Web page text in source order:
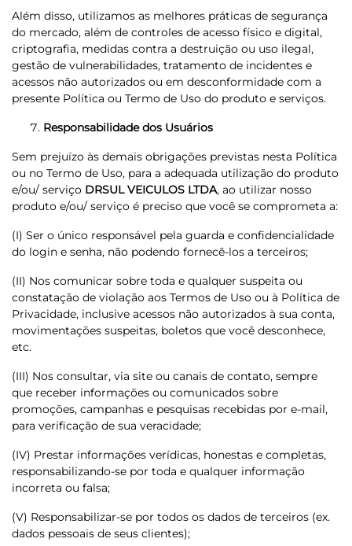
Além disso, utilizamos as melhores práticas de segurança
do mercado, além de controles de acesso físico e digital,
criptografia, medidas contra a destruição ou uso ilegal,
gestão de vulnerabilidades, tratamento de incidentes e
acessos não autorizados ou em desconformidade com a
presente Política ou Termo de Uso do produto e serviços.
Responsabilidade dos Usuários
Sem prejuízo às demais obrigações previstas nesta Política
ou no Termo de Uso, para a adequada utilização do produto
e/ou/ serviço DRSUL VEICULOS LTDA, ao utilizar nosso
produto e/ou/ serviço é preciso que você se comprometa a:
(I) Ser o único responsável pela guarda e confidencialidade
do login e senha, não podendo fornecê-los a terceiros;
(II) Nos comunicar sobre toda e qualquer suspeita ou
constatação de violação aos Termos de Uso ou à Política de
Privacidade, inclusive acessos não autorizados à sua conta,
movimentações suspeitas, boletos que você desconhece,
etc.
(III) Nos consultar, via site ou canais de contato, sempre
que receber informações ou comunicados sobre
promoções, campanhas e pesquisas recebidas por e-mail,
para verificação de sua veracidade;
(IV) Prestar informações verídicas, honestas e completas,
responsabilizando-se por toda e qualquer informação
incorreta ou falsa;
(V) Responsabilizar-se por todos os dados de terceiros (ex.
dados pessoais de seus clientes);